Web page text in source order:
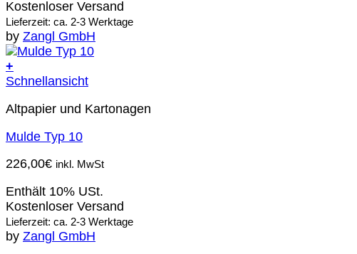
Kostenloser Versand
Lieferzeit: ca. 2-3 Werktage
by Zangl GmbH
+
Schnellansicht
Altpapier und Kartonagen
Mulde Typ 10
226,00€ inkl. MwSt
Enthält 10% USt.
Kostenloser Versand
Lieferzeit: ca. 2-3 Werktage
by Zangl GmbH